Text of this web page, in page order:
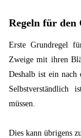
Regeln für den
Erste Grundregel
Zweige mit ihren
Deshalb ist ein nach
Selbstverständlich
müssen.
Dies kann übrigens